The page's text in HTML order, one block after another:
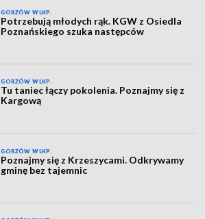
GORZÓW WLKP.
Potrzebują młodych rąk. KGW z Osiedla
Poznańskiego szuka następców
GORZÓW WLKP.
Tu taniec łączy pokolenia. Poznajmy się z
Kargową
GORZÓW WLKP.
Poznajmy się z Krzeszycami. Odkrywamy
gminę bez tajemnic